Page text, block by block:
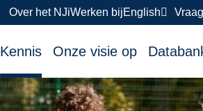
Over het NJiWerken bijEnglish
Kennis Onze visie op